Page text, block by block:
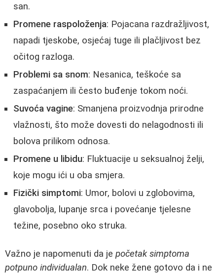
san.
Promene raspoloženja: Pojacana razdražljivost,
napadi tjeskobe, osjećaj tuge ili plačljivost bez
očitog razloga.
Problemi sa snom: Nesanica, teškoće sa
zaspaćanjem ili često buđenje tokom noći.
Suvoća vagine: Smanjena proizvodnja prirodne
vlažnosti, što može dovesti do nelagodnosti ili
bolova prilikom odnosa.
Promene u libidu: Fluktuacije u seksualnoj želji,
koje mogu ići u oba smjera.
Fizički simptomi: Umor, bolovi u zglobovima,
glavobolja, lupanje srca i povećanje tjelesne
težine, posebno oko struka.
Važno je napomenuti da je početak simptoma
potpuno individualan. Dok neke žene gotovo da i ne